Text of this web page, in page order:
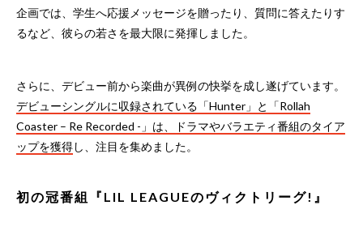
企画では、学生へ応援メッセージを贈ったり、質問に答えたりす
るなど、彼らの若さを最大限に発揮しました。
さらに、デビュー前から楽曲が異例の快挙を成し遂げています。
デビューシングルに収録されている「Hunter」と「Rollah
Coaster – Re Recorded -」は、ドラマやバラエティ番組のタイア
ップを獲得し、注目を集めました。
初の冠番組『LIL LEAGUEのヴィクトリーグ!』